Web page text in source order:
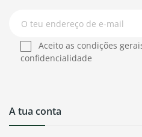
A tua conta
Aceito as condições
confidencialidade